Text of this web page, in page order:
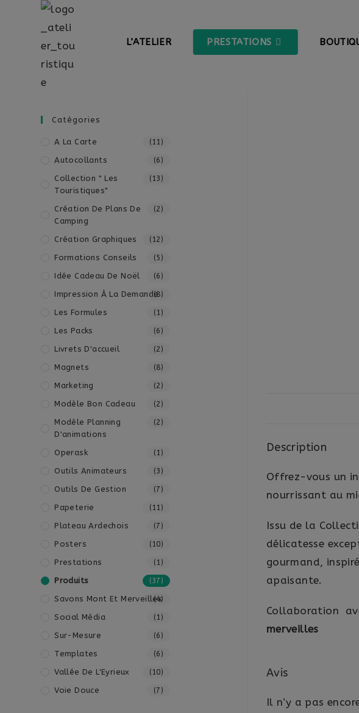
L’ATELIER PRESTATIONS
Description
Offrez-vous un
nourrissant au
Issu de la
délicatesse
gourmand,
apaisante.
Collaboration
merveilles
Avis
Il n’y a pas
Catégories
A La Carte (11)
Autocollants (6)
Collection " Les
Touristiques"
(13)
Création De Plans De
Camping
(2)
Création Graphiques (12)
Formations Conseils (5)
Idée Cadeau De Noël (6)
Impression À La Demande(8)
Les Formules (1)
Les Packs (6)
Livrets D'accueil (2)
Magnets (8)
Marketing (2)
Modèle Bon Cadeau (2)
Modèle Planning
D'animations
(2)
Operask (1)
Outils Animateurs (3)
Outils De Gestion (7)
Papeterie (11)
Plateau Ardechois (7)
Posters (10)
Prestations (1)
Produits (37)
Savons Mont Et Merveilles
(4)
Social Média (1)
Sur-Mesure (6)
Templates (6)
Vallée De L'Eyrieux (10)
Voie Douce (7)